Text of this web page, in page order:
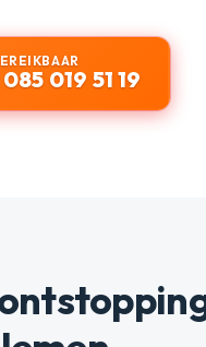
019 51 19